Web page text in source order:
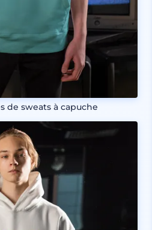
de sweats à capuche